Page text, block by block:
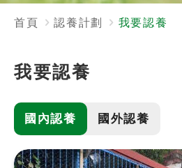
首頁 認養計劃 我要認養
我要認養
國內認養 國外認養